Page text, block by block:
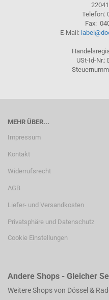
Telefon:
Fax:
E-Mail:
USt-Id-Nr.:
MEHR ÜBER...
Impressum
Kontakt
Widerrufsrecht
AGB
Liefer- und Versandkosten
Privatsphäre und Datenschutz
Cookie Einstellungen
Andere Shops - Gleicher
Weitere Shops von Dössel &